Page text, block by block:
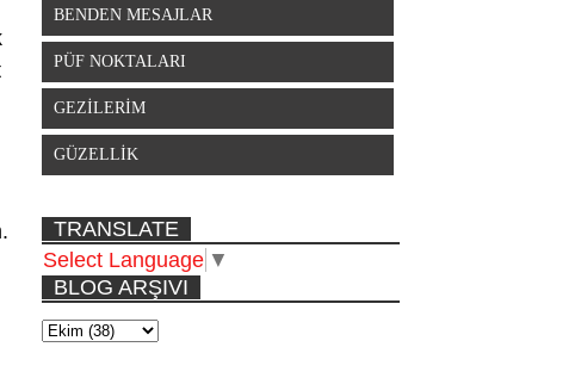
BENDEN MESAJLAR
PÜF NOKTALARI
GEZİLERİM
GÜZELLİK
TRANSLATE
Select Language ▼
BLOG ARŞIVI